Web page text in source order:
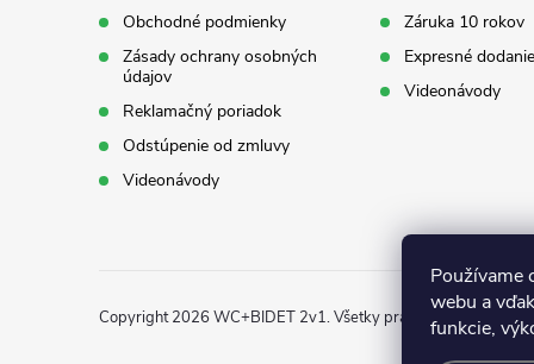
Používame
webu a
funkcie,
Obchodné podmienky
Zásady ochrany osobných
údajov
Reklamačný poriadok
Odstúpenie od zmluvy
Videonávody
Záruka 10 rokov
Expresné
Videonávody
Copyright 2026 WC+BIDET 2v1. Všetky práva vyhradené.